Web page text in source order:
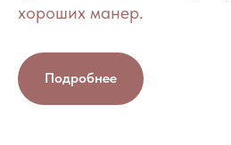
хороших манер.
Подробнее